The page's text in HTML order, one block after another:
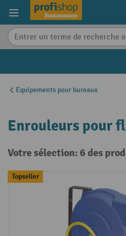
content
Equipements pour bureaux
Enrouleurs pour
Votre sélection: 6 des
Topseller